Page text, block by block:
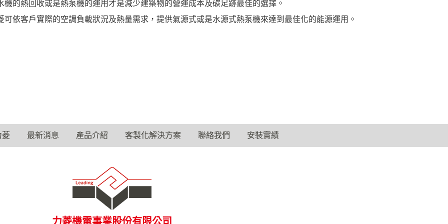
機的熱回收或是熱泵機的運用才是減少建築物的營運成本及碳足跡最佳的選擇。
可依客戶實際的空調負載狀況及熱量需求，提供氣源式或是水源式熱泵機來達到最佳化的能源運用。
菱 最新消息 產品介紹 客製化解決方案 聯絡我們 安裝實績